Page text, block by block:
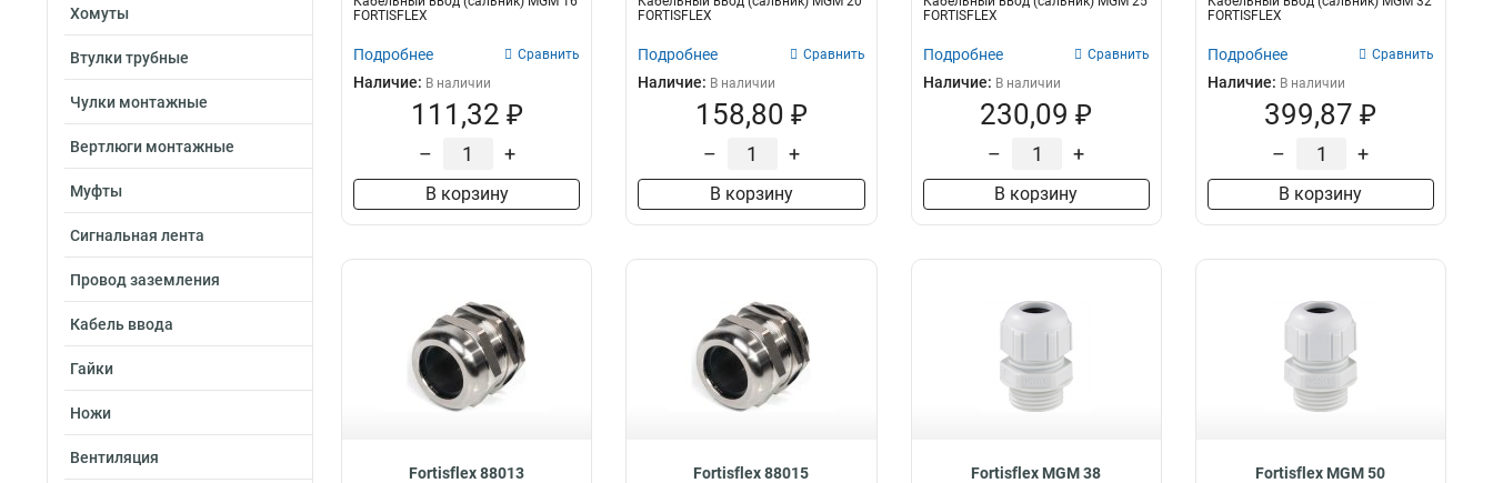
Хомуты
Втулки трубные
Чулки монтажные
Вертлюги монтажные
Муфты
Сигнальная лента
Провод заземления
Кабель ввода
Гайки
Ножи
Вентиляция
37-44мм 2
42-52мм
22-32мм 2
10-14мм 5
6-12мм 9 M16x1.5 4
FORTISFLEX
Подробнее Сравнить
Наличие: В наличии
111,32 ₽
– +
В корзину
FORTISFLEX
Подробнее Сравнить
Наличие: В наличии
158,80 ₽
– +
В корзину
FORTISFLEX
Подробнее Сравнить
Наличие: В наличии
230,09 ₽
– +
В корзину
FORTISFLEX
Подробнее Сравнить
Наличие: В наличии
399,87 ₽
– +
В корзину
Fortisflex 88013 Fortisflex 88015 Fortisflex MGM 38 Fortisflex MGM 50